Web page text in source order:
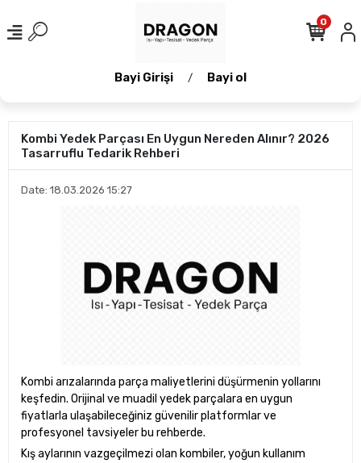
Bayi Girişi / Bayi ol
0
Kombi Yedek Parçası En Uygun Nereden Alınır? 2026
Tasarruflu Tedarik Rehberi
Date: 18.03.2026 15:27
Kombi arızalarında parça maliyetlerini düşürmenin yollarını
keşfedin. Orijinal ve muadil yedek parçalara en uygun
fiyatlarla ulaşabileceğiniz güvenilir platformlar ve
profesyonel tavsiyeler bu rehberde.
Kış aylarının vazgeçilmezi olan kombiler, yoğun kullanım